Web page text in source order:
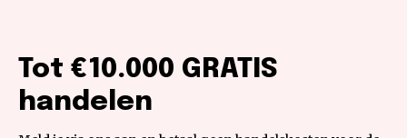
Tot €10.000 GRATIS
handelen